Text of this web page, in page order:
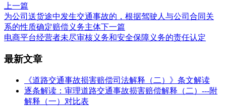
上一篇
为公司送货途中发生交通事故的，根据驾驶人与公司合同关
系的性质确定赔偿义务主体下一篇
电商平台经营者未尽审核义务和安全保障义务的责任认定
最新文章
《道路交通事故损害赔偿司法解释（二）》条文解读
逐条解读：审理道路交通事故损害赔偿解释（二）---附
解释（一）对比表